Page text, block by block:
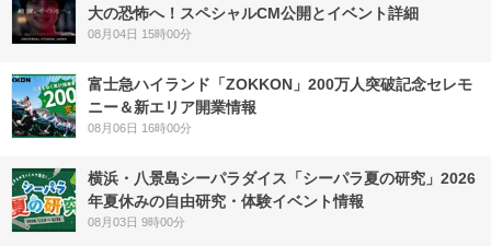
大の恐怖へ！スペシャルCM公開とイベント詳細
08月04日 15時00分
富士急ハイランド「ZOKKON」200万人突破記念セレモ
ニー＆新エリア開業情報
08月06日 16時00分
横浜・八景島シーパラダイス「シーパラ夏の研究」2026
年夏休みの自由研究・体験イベント情報
08月03日 9時00分